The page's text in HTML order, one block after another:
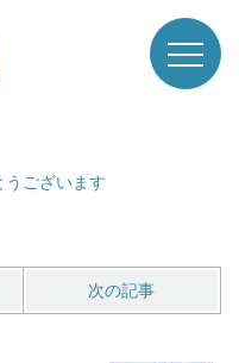
ございます
次の記事